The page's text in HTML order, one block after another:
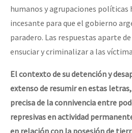
humanos y agrupaciones políticas
incesante para que el gobierno
paradero. Las respuestas aparte
ensuciar y criminalizar a las
El contexto de su detención y
extenso de resumir en estas
precisa de la connivencia entre
represivas en actividad
en relación con la posesión de